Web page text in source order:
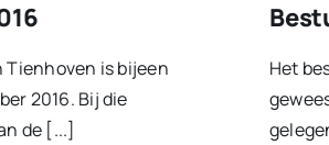
Tienhoven is bijeen
2016. Bij die
de [...]
Het